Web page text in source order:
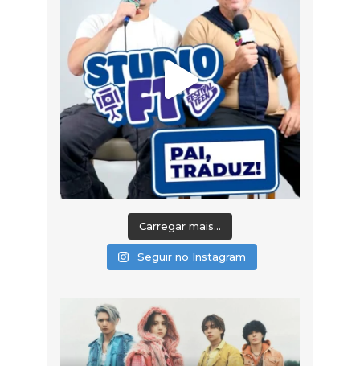
Carregar mais...
Seguir no Instagram